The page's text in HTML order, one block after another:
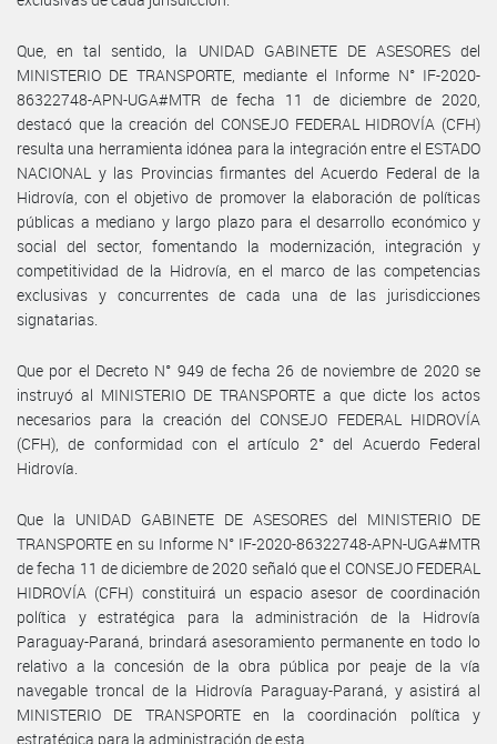
Que, en tal sentido, la UNIDAD GABINETE DE ASESORES del
MINISTERIO DE TRANSPORTE, mediante el Informe N° IF-2020-
86322748-APN-UGA#MTR de fecha 11 de diciembre de 2020,
destacó que la creación del CONSEJO FEDERAL HIDROVÍA (CFH)
resulta una herramienta idónea para la integración entre el ESTADO
NACIONAL y las Provincias firmantes del Acuerdo Federal de la
Hidrovía, con el objetivo de promover la elaboración de políticas
públicas a mediano y largo plazo para el desarrollo económico y
social del sector, fomentando la modernización, integración y
competitividad de la Hidrovía, en el marco de las competencias
exclusivas y concurrentes de cada una de las jurisdicciones
signatarias.
Que por el Decreto N° 949 de fecha 26 de noviembre de 2020 se
instruyó al MINISTERIO DE TRANSPORTE a que dicte los actos
necesarios para la creación del CONSEJO FEDERAL HIDROVÍA
(CFH), de conformidad con el artículo 2° del Acuerdo Federal
Hidrovía.
Que la UNIDAD GABINETE DE ASESORES del MINISTERIO DE
TRANSPORTE en su Informe N° IF-2020-86322748-APN-UGA#MTR
de fecha 11 de diciembre de 2020 señaló que el CONSEJO FEDERAL
HIDROVÍA (CFH) constituirá un espacio asesor de coordinación
política y estratégica para la administración de la Hidrovía
Paraguay-Paraná, brindará asesoramiento permanente en todo lo
relativo a la concesión de la obra pública por peaje de la vía
navegable troncal de la Hidrovía Paraguay-Paraná, y asistirá al
MINISTERIO DE TRANSPORTE en la coordinación política y
estratégica para la administración de esta.